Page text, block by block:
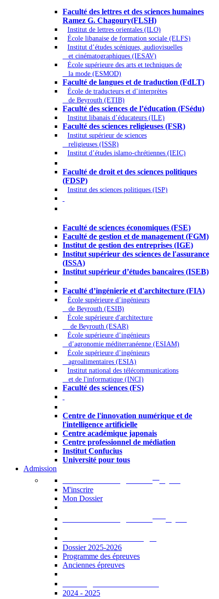
Faculté des lettres et des sciences humaines
Ramez G. Chagoury(FLSH)
Institut de lettres orientales (ILO)
École libanaise de formation sociale (ELFS)
Institut d’études scéniques, audiovisuelles
et cinématographiques (IESAV)
École supérieure des arts et techniques de
la mode (ESMOD)
Faculté de langues et de traduction (FdLT)
École de traducteurs et d’interprètes
de Beyrouth (ETIB)
Faculté des sciences de l’éducation (FSédu)
Institut libanais d’éducateurs (ILE)
Faculté des sciences religieuses (FSR)
Institut supérieur de sciences
religieuses (ISSR)
Institut d’études islamo-chrétiennes (IEIC)
Faculté de droit et des sciences politiques
(FDSP)
Institut des sciences politiques (ISP)
Faculté de sciences économiques (FSE)
Faculté de gestion et de management (FGM)
Institut de gestion des entreprises (IGE)
Institut supérieur des sciences de l'assurance
(ISSA)
Institut supérieur d’études bancaires (ISEB)
Faculté d’ingénierie et d'architecture (FIA)
École supérieure d’ingénieurs
de Beyrouth (ESIB)
École supérieure d'architecture
de Beyrouth (ESAR)
École supérieure d’ingénieurs
d’agronomie méditerranéenne (ESIAM)
École supérieure d’ingénieurs
agroalimentaires (ESIA)
Institut national des télécommunications
et de l'informatique (INCI)
Faculté des sciences (FS)
Centre de l'innovation numérique et de
l'intelligence artificielle
Centre académique japonais
Centre professionnel de médiation
Institut Confucius
Université pour tous
Admission
M'inscrire
Mon Dossier
Dossier 2025-2026
Programme des épreuves
Anciennes épreuves
2024 - 2025